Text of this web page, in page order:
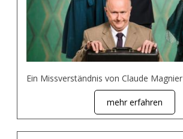
Ein Missverständnis von Claude Magnier
mehr erfahren